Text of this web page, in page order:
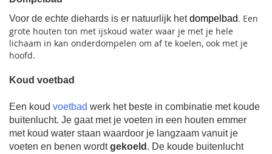
Voor de echte diehards is er natuurlijk hetdompelbad. Een
grote houten ton met ijskoud water waar je met je hele
lichaam in kan onderdompelen om af te koelen, ook met je
hoofd.
Koud voetbad
Een koud voetbad werk het beste in combinatie met koude
buitenlucht. Je gaat met je voeten in een houten emmer
met koud water staan waardoor je langzaam vanuit je
voeten en benen wordtgekoeld . De koude buitenlucht